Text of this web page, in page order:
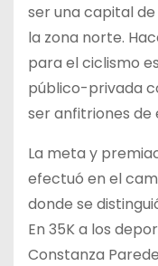
ser una capital
la zona norte.
para el ciclismo
público-privada
ser anfitriones de
La meta y
efectuó en el
donde se
En 35K a los
Constanza